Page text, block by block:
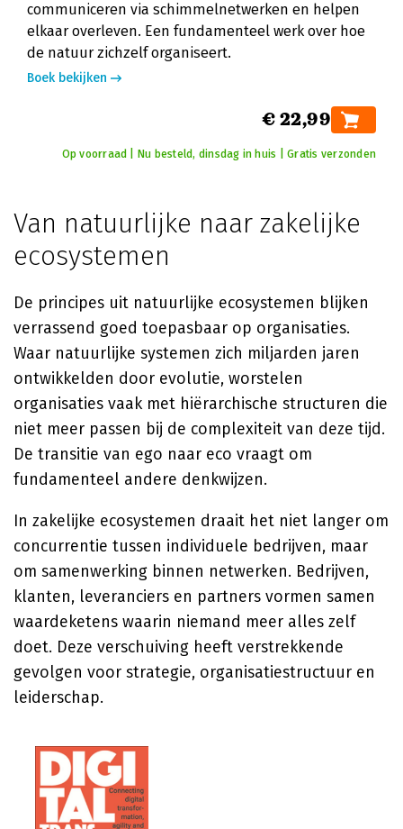
communiceren via schimmelnetwerken en helpen
elkaar overleven. Een fundamenteel werk over hoe
de natuur zichzelf organiseert.
Boek bekijken
€ 22,99
Op voorraad | Nu besteld, dinsdag in huis | Gratis verzonden
Van natuurlijke naar zakelijke
ecosystemen
De principes uit natuurlijke ecosystemen blijken
verrassend goed toepasbaar op organisaties.
Waar natuurlijke systemen zich miljarden jaren
ontwikkelden door evolutie, worstelen
organisaties vaak met hiërarchische structuren die
niet meer passen bij de complexiteit van deze tijd.
De transitie van ego naar eco vraagt om
fundamenteel andere denkwijzen.
In zakelijke ecosystemen draait het niet langer om
concurrentie tussen individuele bedrijven, maar
om samenwerking binnen netwerken. Bedrijven,
klanten, leveranciers en partners vormen samen
waardeketens waarin niemand meer alles zelf
doet. Deze verschuiving heeft verstrekkende
gevolgen voor strategie, organisatiestructuur en
leiderschap.